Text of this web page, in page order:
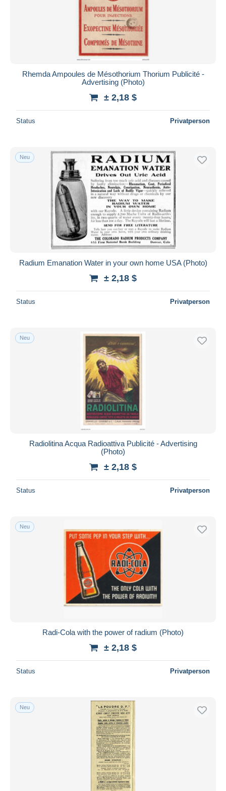
Banküberweisung
Mastercard
Bancontact
Maestro
Gesamte Auswahl aufheben
Wohnsitz des Verkäufers
Übernehmen
Rhemda Ampoules de Mésothorium Thorium Publicité -
Advertising (Photo)
± 2,18 $
Status Privatperson
Neu
Radium Emanation Water in your own home USA (Photo)
± 2,18 $
Status Privatperson
Neu
Radiolitina Acqua Radioattiva Publicité - Advertising
(Photo)
± 2,18 $
Status Privatperson
Neu
Radi-Cola with the power of radium (Photo)
± 2,18 $
Status Privatperson
Neu